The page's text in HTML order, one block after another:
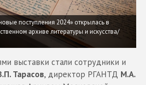
поступления 2024» открылась в
архиве литературы и искусства/
выставки стали сотрудники и
Тарасов, директор РГАНТД М.А.